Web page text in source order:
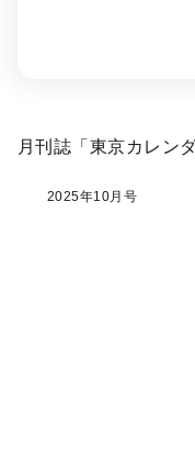
月刊誌「東京カレン
2025年10月号